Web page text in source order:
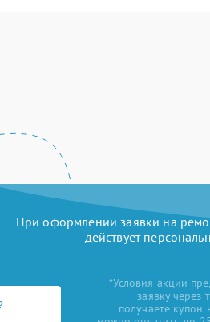
При оформлении заявки на
действует
*Условия акции
заявку
получаете